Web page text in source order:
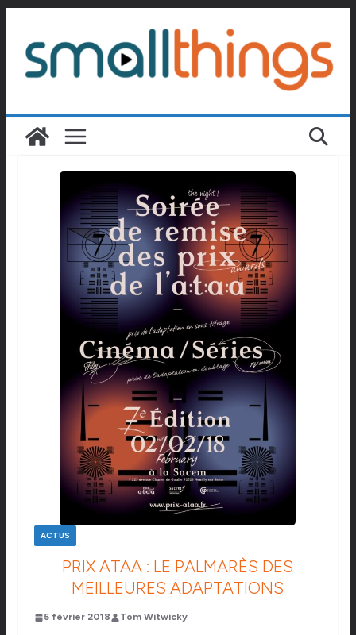
contenu
ACTUS
PRIX ATAA : LE PALMARÈS DES
MEILLEURES ADAPTATIONS
5 février 2018 Tom Witwicky